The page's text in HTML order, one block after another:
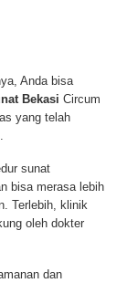
Anda bisa
Bekasi Circum
yang telah
sunat
bisa merasa lebih
Terlebih, klinik
oleh dokter
dan